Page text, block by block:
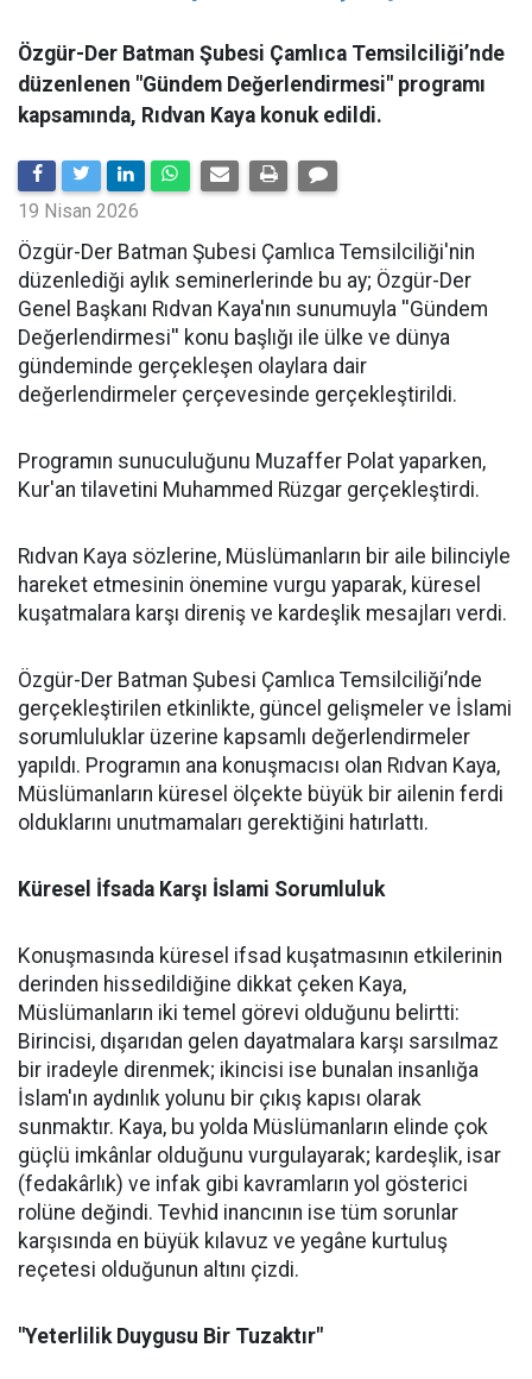
Özgür-Der Batman Şubesi Çamlıca Temsilciliği’nde
düzenlenen "Gündem Değerlendirmesi" programı
kapsamında, Rıdvan Kaya konuk edildi.
19 Nisan 2026
​Özgür-Der Batman Şubesi Çamlıca Temsilciliği'nin
düzenlediği aylık seminerlerinde bu ay; Özgür-Der
Genel Başkanı Rıdvan Kaya'nın sunumuyla ''Gündem
Değerlendirmesi'' konu başlığı ile ülke ve dünya
gündeminde gerçekleşen olaylara dair
değerlendirmeler çerçevesinde gerçekleştirildi.
Programın sunuculuğunu Muzaffer Polat yaparken,
Kur'an tilavetini Muhammed Rüzgar gerçekleştirdi.
Rıdvan Kaya sözlerine, Müslümanların bir aile bilinciyle
hareket etmesinin önemine vurgu yaparak, küresel
kuşatmalara karşı direniş ve kardeşlik mesajları verdi.
Özgür-Der Batman Şubesi Çamlıca Temsilciliği’nde
gerçekleştirilen etkinlikte, güncel gelişmeler ve İslami
sorumluluklar üzerine kapsamlı değerlendirmeler
yapıldı. Programın ana konuşmacısı olan Rıdvan Kaya,
Müslümanların küresel ölçekte büyük bir ailenin ferdi
olduklarını unutmamaları gerektiğini hatırlattı.
Küresel İfsada Karşı İslami Sorumluluk
Konuşmasında küresel ifsad kuşatmasının etkilerinin
derinden hissedildiğine dikkat çeken Kaya,
Müslümanların iki temel görevi olduğunu belirtti:
Birincisi, dışarıdan gelen dayatmalara karşı sarsılmaz
bir iradeyle direnmek; ikincisi ise bunalan insanlığa
İslam'ın aydınlık yolunu bir çıkış kapısı olarak
sunmaktır. Kaya, bu yolda Müslümanların elinde çok
güçlü imkânlar olduğunu vurgulayarak; kardeşlik, isar
(fedakârlık) ve infak gibi kavramların yol gösterici
rolüne değindi. Tevhid inancının ise tüm sorunlar
karşısında en büyük kılavuz ve yegâne kurtuluş
reçetesi olduğunun altını çizdi.
"Yeterlilik Duygusu Bir Tuzaktır"